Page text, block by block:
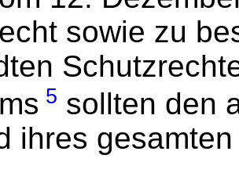
sowie zu
5 sollten den
ihres